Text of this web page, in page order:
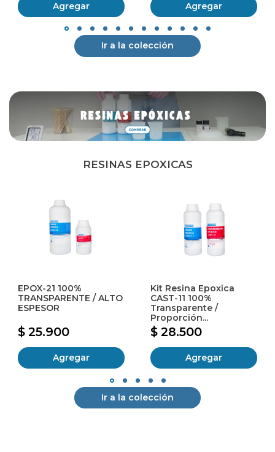
Agregar Agregar
Ir a la colección
RESINAS EPOXICAS
EPOX-21 100%
TRANSPARENTE / ALTO
ESPESOR
$ 25.900
Agregar
Kit Resina Epoxica
CAST-11 100%
Transparente /
Proporción...
$ 28.500
Agregar
Ir a la colección